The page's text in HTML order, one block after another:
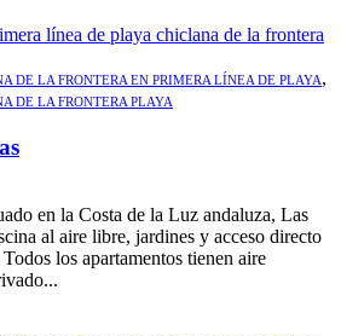
DE LA FRONTERA EN PRIMERA LÍNEA DE PLAYA,
DE LA FRONTERA PLAYA
en la Costa de la Luz andaluza, Las
al aire libre, jardines y acceso directo
los apartamentos tienen aire